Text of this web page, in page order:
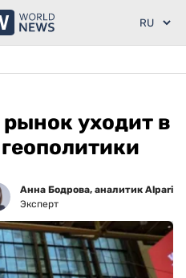
уходит в
Анна Бодрова, аналитик Alpari
Эксперт